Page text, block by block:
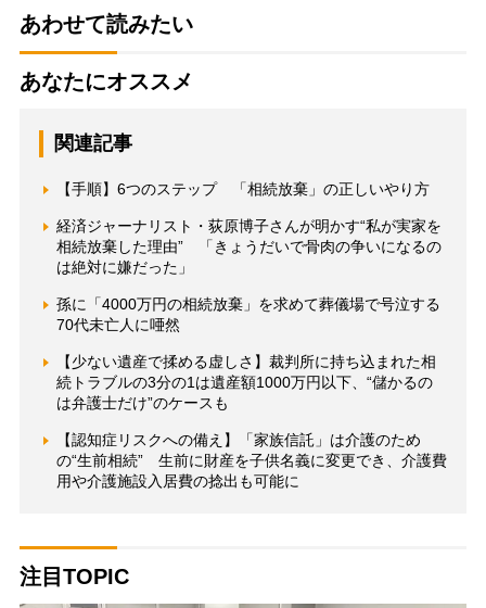
あわせて読みたい
あなたにオススメ
関連記事
【手順】6つのステップ 「相続放棄」の正しいやり方
経済ジャーナリスト・荻原博子さんが明かす“私が実家を
相続放棄した理由” 「きょうだいで骨肉の争いになるの
は絶対に嫌だった」
孫に「4000万円の相続放棄」を求めて葬儀場で号泣する
70代未亡人に唖然
【少ない遺産で揉める虚しさ】裁判所に持ち込まれた相
続トラブルの3分の1は遺産額1000万円以下、“儲かるの
は弁護士だけ”のケースも
【認知症リスクへの備え】「家族信託」は介護のため
の“生前相続” 生前に財産を子供名義に変更でき、介護費
用や介護施設入居費の捻出も可能に
注目TOPIC